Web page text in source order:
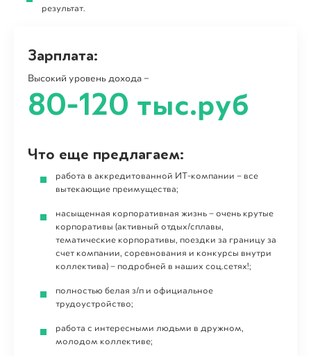
результат.
Зарплата:
Высокий уровень дохода –
80-120 тыс.руб
Что еще предлагаем:
работа в аккредитованной ИТ-компании – все
вытекающие преимущества;
насыщенная корпоративная жизнь – очень крутые
корпоративы (активный отдых/сплавы,
тематические корпоративы, поездки за границу за
счет компании, соревнования и конкурсы внутри
коллектива) – подробней в наших соц.сетях!;
полностью белая з/п и официальное
трудоустройство;
работа с интересными людьми в дружном,
молодом коллективе;